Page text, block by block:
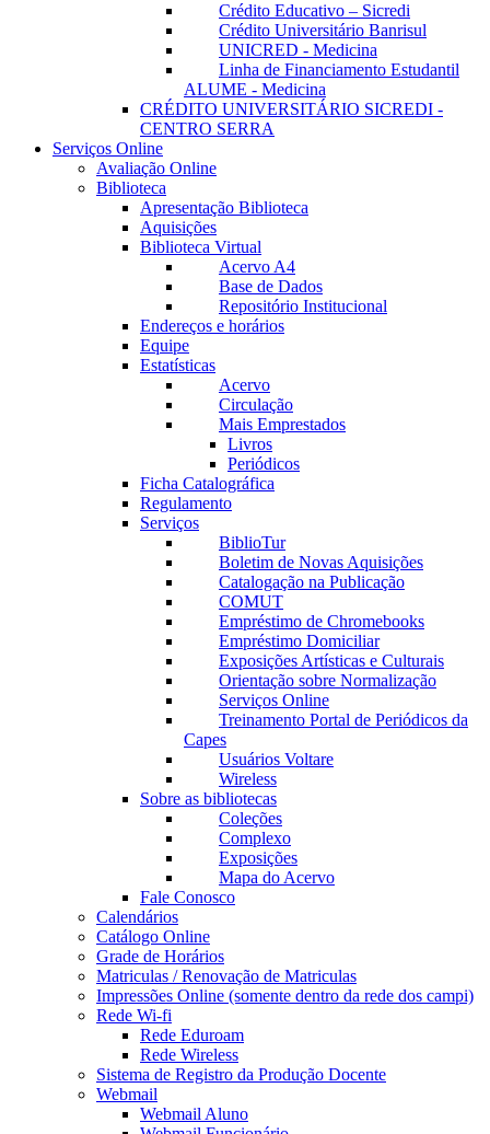
Crédito Educativo – Sicredi
Crédito Universitário Banrisul
UNICRED - Medicina
Linha de Financiamento Estudantil
ALUME - Medicina
CRÉDITO UNIVERSITÁRIO SICREDI -
CENTRO SERRA
Serviços Online
Avaliação Online
Biblioteca
Apresentação Biblioteca
Aquisições
Biblioteca Virtual
Acervo A4
Base de Dados
Repositório Institucional
Endereços e horários
Equipe
Estatísticas
Acervo
Circulação
Mais Emprestados
Livros
Periódicos
Ficha Catalográfica
Regulamento
Serviços
BiblioTur
Boletim de Novas Aquisições
Catalogação na Publicação
COMUT
Empréstimo de Chromebooks
Empréstimo Domiciliar
Exposições Artísticas e Culturais
Orientação sobre Normalização
Serviços Online
Treinamento Portal de Periódicos da
Capes
Usuários Voltare
Wireless
Sobre as bibliotecas
Coleções
Complexo
Exposições
Mapa do Acervo
Fale Conosco
Calendários
Catálogo Online
Grade de Horários
Matriculas / Renovação de Matriculas
Impressões Online (somente dentro da rede dos campi)
Rede Wi-fi
Rede Eduroam
Rede Wireless
Sistema de Registro da Produção Docente
Webmail
Webmail Aluno